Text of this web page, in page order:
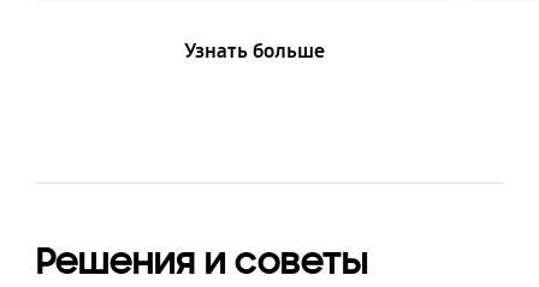
Узнать больше
Решения и советы